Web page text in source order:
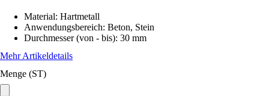
Material: Hartmetall
Anwendungsbereich: Beton, Stein
Durchmesser (von - bis): 30 mm
Mehr Artikeldetails
Menge (ST)